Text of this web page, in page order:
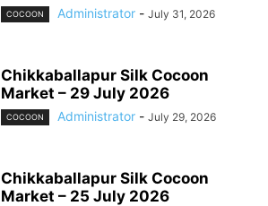
COCOON Administrator - July 31, 2026
Chikkaballapur Silk Cocoon
Market – 29 July 2026
COCOON Administrator - July 29, 2026
Chikkaballapur Silk Cocoon
Market – 25 July 2026